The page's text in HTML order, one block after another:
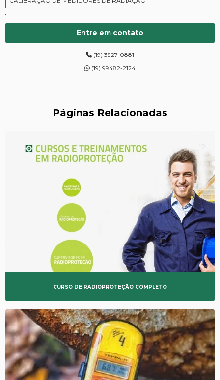
CURSOS DE PROTEÇÃO RADIOLÓGICA
DIGITALIZAÇÃO DE FILMES RADIOGRÁFICOS
ENSAIOS DE DUREZA DE CAMPO
MANUTENÇÃO DE MEDIDORES DE RADIAÇÃO
MEDIÇÃO DE FERRITA
RADIOGRAFIA INDUSTRIAL
RADIOPROTEÇÃO
RÉPLICAS METALOGRÁFICAS
Entre em contato
(19) 3927-0881
(19) 99482-2124
Páginas Relacionadas
CURSO DE RADIOPROTEÇÃO COMPLETO